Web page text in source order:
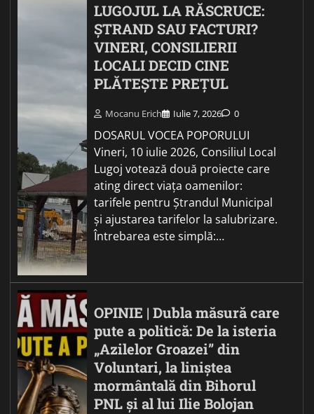
LUGOJUL LA RĂSCRUCE:
ȘTRAND SAU FACTURI?
VINERI, CONSILIERII
LOCALI DECID CINE
PLĂTEȘTE PREȚUL
Mocanu Erich Iulie 7, 2026 0
DOSARUL VOCEA POPORULUI
Vineri, 10 iulie 2026, Consiliul Local
Lugoj votează două proiecte care
ating direct viața oamenilor:
tarifele pentru Ștrandul Municipal
și ajustarea tarifelor la salubrizare.
Întrebarea este simplă:…
OPINIE | Dubla măsură care
pute a politică: De la isteria
„Azilelor Groazei” din
Voluntari, la liniștea
mormântală din Bihorul
PNL și al lui Ilie Bolojan